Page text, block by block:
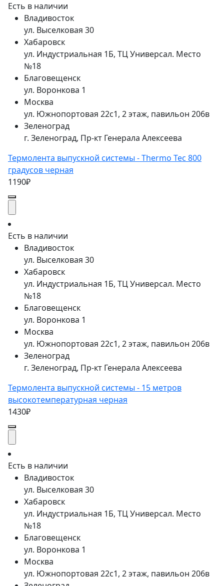
Есть в наличии
Владивосток
ул. Выселковая 30
Хабаровск
ул. Индустриальная 1Б, ТЦ Универсал. Место
№18
Благовещенск
ул. Воронкова 1
Москва
ул. Южнопортовая 22с1, 2 этаж, павильон 206в
Зеленоград
г. Зеленоград, Пр-кт Генерала Алексеева
Термолента выпускной системы - Thermo Tec 800
градусов черная
1190₽
Есть в наличии
Владивосток
ул. Выселковая 30
Хабаровск
ул. Индустриальная 1Б, ТЦ Универсал. Место
№18
Благовещенск
ул. Воронкова 1
Москва
ул. Южнопортовая 22с1, 2 этаж, павильон 206в
Зеленоград
г. Зеленоград, Пр-кт Генерала Алексеева
Термолента выпускной системы - 15 метров
высокотемпературная черная
1430₽
Есть в наличии
Владивосток
ул. Выселковая 30
Хабаровск
ул. Индустриальная 1Б, ТЦ Универсал. Место
№18
Благовещенск
ул. Воронкова 1
Москва
ул. Южнопортовая 22с1, 2 этаж, павильон 206в